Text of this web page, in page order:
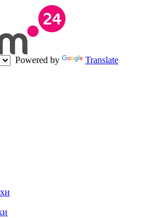
Powered by Translate